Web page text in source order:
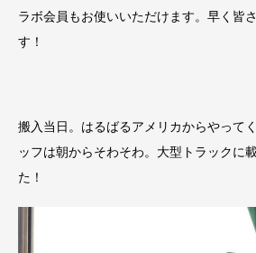
ラボ会員もお使いいただけます。早く皆
す！
搬入当日。はるばるアメリカからやって
ッフは朝からそわそわ。大型トラックに
た！